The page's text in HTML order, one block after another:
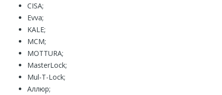
CISA;
Evva;
KALE;
MCM;
MOTTURA;
MasterLock;
Mul-T-Lock;
Аллюр;